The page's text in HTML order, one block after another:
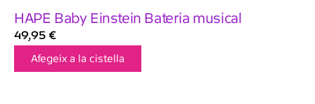
HAPE Baby Einstein Bateria musical
49,95 €
Afegeix a la cistella